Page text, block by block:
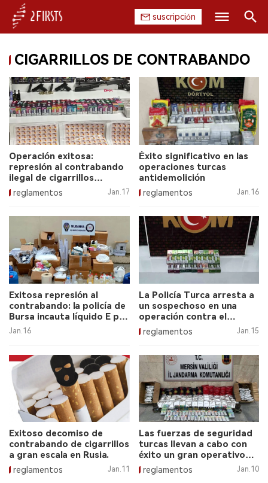
suscripción
INICIO
EMPRESA
PRODUCTO
REGULACIÓN
CHINA
EXPOSICIÓN
ENTREVISTA
CIGARRILLOS DE CONTRABANDO
Operación exitosa:
represión al contrabando
ilegal de cigarrillos
electrónicos y tabaco
reglamentos Jan.17
Éxito significativo en las
operaciones turcas
antidemolición
reglamentos Jan.16
Exitosa represión al
contrabando: la policía de
Bursa incauta líquido E por
valor de $33,220.
Jan.16
La Policía Turca arresta a
un sospechoso en una
operación contra el
contrabando.
reglamentos Jan.15
Exitoso decomiso de
contrabando de cigarrillos
a gran escala en Rusia.
reglamentos Jan.11
Las fuerzas de seguridad
turcas llevan a cabo con
éxito un gran operativo
contra el contrabando de
tabaco.
reglamentos Jan.10